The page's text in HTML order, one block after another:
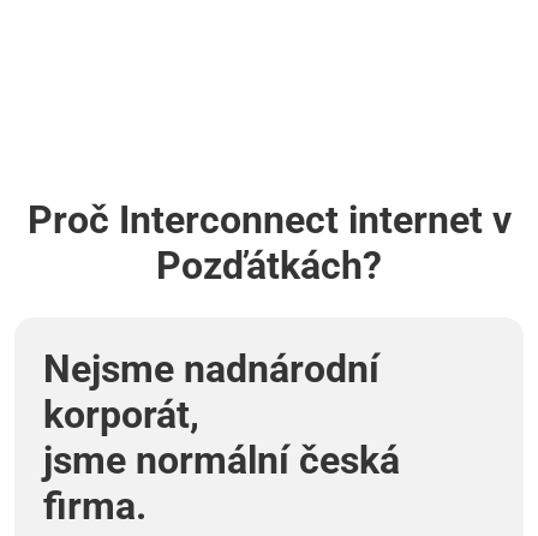
Proč Interconnect internet v
Pozďátkách?
Nejsme nadnárodní
korporát,
jsme normální česká
firma.